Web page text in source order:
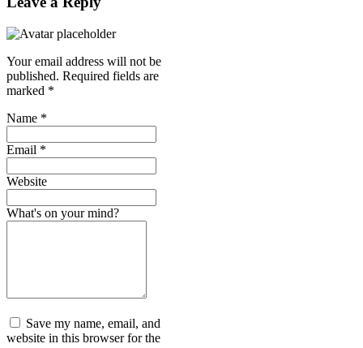
Your email address will not be
published. Required fields are
marked *
Name *
Email *
Website
What's on your mind?
Save my name, email, and
website in this browser for the